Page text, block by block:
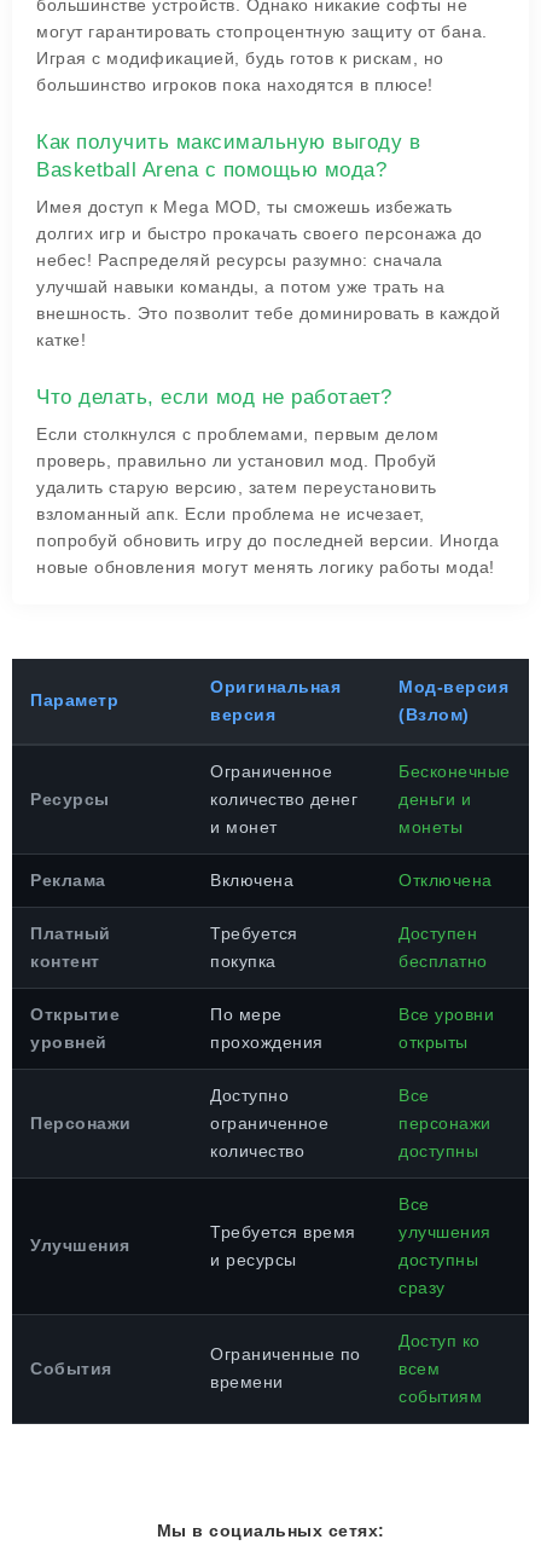
большинстве устройств. Однако никакие софты не
могут гарантировать стопроцентную защиту от бана.
Играя с модификацией, будь готов к рискам, но
большинство игроков пока находятся в плюсе!
Как получить максимальную выгоду в
Basketball Arena с помощью мода?
Имея доступ к Mega MOD, ты сможешь избежать
долгих игр и быстро прокачать своего персонажа до
небес! Распределяй ресурсы разумно: сначала
улучшай навыки команды, а потом уже трать на
внешность. Это позволит тебе доминировать в каждой
катке!
Что делать, если мод не работает?
Если столкнулся с проблемами, первым делом
проверь, правильно ли установил мод. Пробуй
удалить старую версию, затем переустановить
взломанный апк. Если проблема не исчезает,
попробуй обновить игру до последней версии. Иногда
новые обновления могут менять логику работы мода!
Параметр
Оригинальная
версия
Мод-версия
(Взлом)
Ресурсы
Ограниченное
количество денег
и монет
Бесконечные
деньги и
монеты
Реклама Включена Отключена
Платный
контент
Требуется
покупка
Доступен
бесплатно
Открытие
уровней
По мере
прохождения
Все уровни
открыты
Персонажи
Доступно
ограниченное
количество
Все
персонажи
доступны
Улучшения
Требуется время
и ресурсы
Все
улучшения
доступны
сразу
События
Ограниченные по
времени
Доступ ко
всем
событиям
Мы в социальных сетях: